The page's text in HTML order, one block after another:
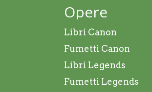
Opere
Libri Canon
Fumetti Canon
Libri Legends
Fumetti Legends